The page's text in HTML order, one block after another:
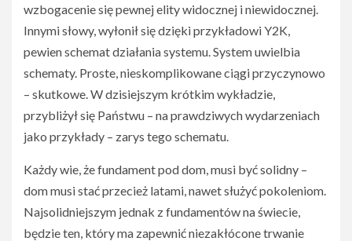
wzbogacenie się pewnej elity widocznej i niewidocznej.
Innymi słowy, wyłonił się dzięki przykładowi Y2K,
pewien schemat działania systemu. System uwielbia
schematy. Proste, nieskomplikowane ciągi przyczynowo
– skutkowe. W dzisiejszym krótkim wykładzie,
przybliżył się Państwu – na prawdziwych wydarzeniach
jako przykłady – zarys tego schematu.
Każdy wie, że fundament pod dom, musi być solidny –
dom musi stać przecież latami, nawet służyć pokoleniom.
Najsolidniejszym jednak z fundamentów na świecie,
będzie ten, który ma zapewnić niezakłócone trwanie